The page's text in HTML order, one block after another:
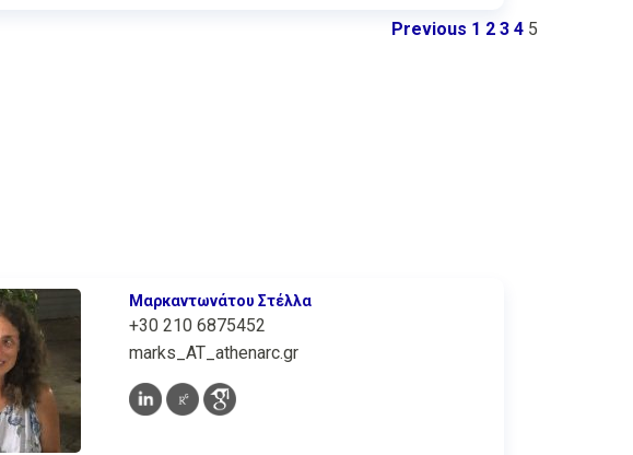
Previous 1 2 3 4 5
Μαρκαντωνάτου Στέλλα
+30 210 6875452
marks_AT_athenarc.gr